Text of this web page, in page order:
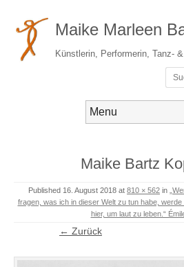
Maike Marleen
Künstlerin, Performerin, Tanz-
Suchen
Maike Bartz
Published 16. August 2018 at 810 × 562 in
fragen, was ich in dieser Welt zu tun habe,
hier, um laut zu leben.“
← Zurück